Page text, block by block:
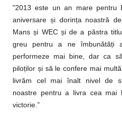
"2013 este un an mare pentru
aniversare și dorința noastră
Mansși WEC și de a păstra
greu pentru a ne îmbunătăți
performeze mai bine, dar ca
piloților și să le confere mai
livrăm cel mai înalt nivel de
noastre pentru a livra cea mai
victorie.”